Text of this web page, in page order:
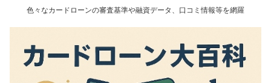
色々なカードローンの審査基準や融資データ、口コミ情報等を網羅